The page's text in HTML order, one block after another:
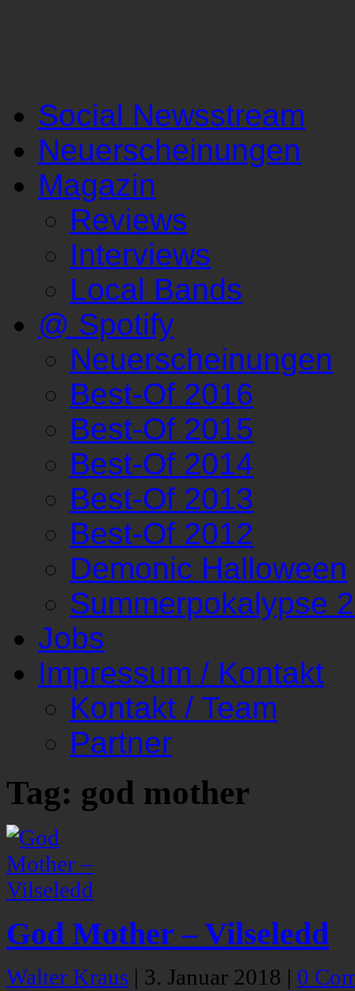
Social Newsstream
Neuerscheinungen
Magazin
Reviews
Interviews
Local Bands
@ Spotify
Neuerscheinungen
Best-Of 2016
Best-Of 2015
Best-Of 2014
Best-Of 2013
Best-Of 2012
Demonic Halloween
Summerpokalypse
Jobs
Impressum / Kontakt
Kontakt / Team
Partner
Tag: god mother
God Mother – Vilseledd
Walter Kraus | 3. Januar 2018 | 0